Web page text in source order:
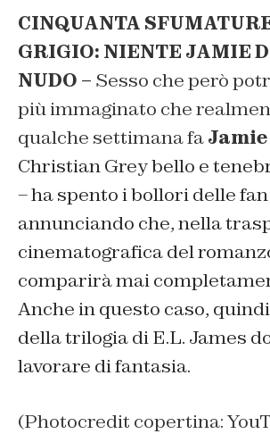
CINQUANTA
GRIGIO: NIENTE JAMIE
NUDO – Sesso che però
più immaginato che
qualche settimana fa
Christian Grey bello e
– ha spento i bollori delle fan
annunciando che, nella
cinematografica del
comparirà mai
Anche in questo caso,
della trilogia di E.L. James
lavorare di fantasia.
(Photocredit copertina: